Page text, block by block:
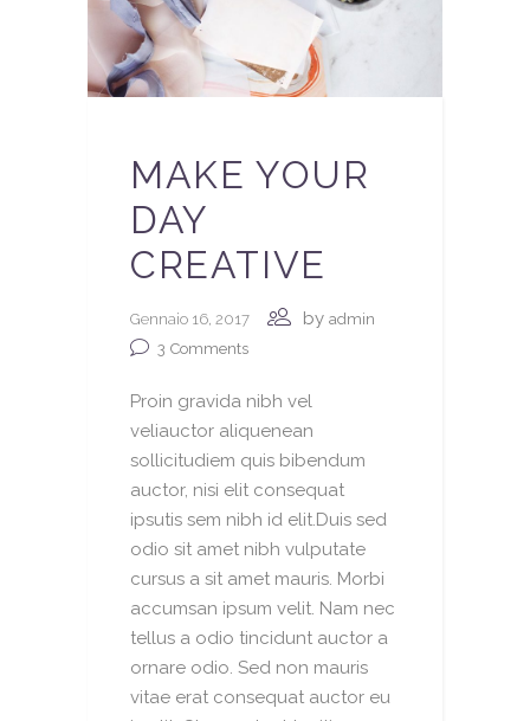
MAKE YOUR
DAY
CREATIVE
Gennaio 16, 2017 by admin
3 Comments
Proin gravida nibh vel
veliauctor aliquenean
sollicitudiem quis bibendum
auctor, nisi elit consequat
ipsutis sem nibh id elit.Duis sed
odio sit amet nibh vulputate
cursus a sit amet mauris. Morbi
accumsan ipsum velit. Nam nec
tellus a odio tincidunt auctor a
ornare odio. Sed non mauris
vitae erat consequat auctor eu